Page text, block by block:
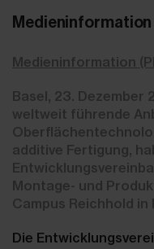
Medieninformation
Medieninformation
Basel, 23. Dezember
weltweit führende
additive Fertigung,
Montage- und
Campus Reichhold
Die